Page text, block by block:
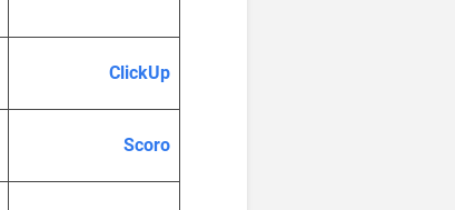
ClickUp
Scoro